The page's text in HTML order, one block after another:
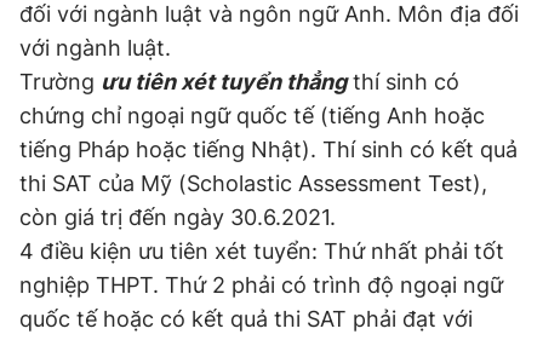
Tổng biên tập: Nguyễn Ngọc Toàn
Phó tổng biên tập thường trực: Hải Thành
Phó tổng biên tập: Lâm Hiếu Dũng
Phó tổng biên tập: Trần Việt Hưng
Tổng thư ký tòa soạn: Đức Trung
Giấy phép xuất bản số 110/GP - BTTTT cấp ngày 24.3.2020
© 2003-2026 Bản quyền thuộc về Báo Thanh Niên. Cấm sao
chép dưới mọi hình thức nếu không có sự chấp thuận bằng văn
bản. Phát triển bởi ePi Technologies, JSC.
đối với ngành luật và ngôn ngữ Anh. Môn địa đối
với ngành luật.
Trường ưu tiên xét tuyển thẳngthí sinh có
chứng chỉ ngoại ngữ quốc tế (tiếng Anh hoặc
tiếng Pháp hoặc tiếng Nhật). Thí sinh có kết quả
thi SAT của Mỹ (Scholastic Assessment Test),
còn giá trị đến ngày 30.6.2021.
4 điều kiện ưu tiên xét tuyển: Thứ nhất phải tốt
nghiệp THPT. Thứ 2 phải có trình độ ngoại ngữ
quốc tế hoặc có kết quả thi SAT phải đạt với